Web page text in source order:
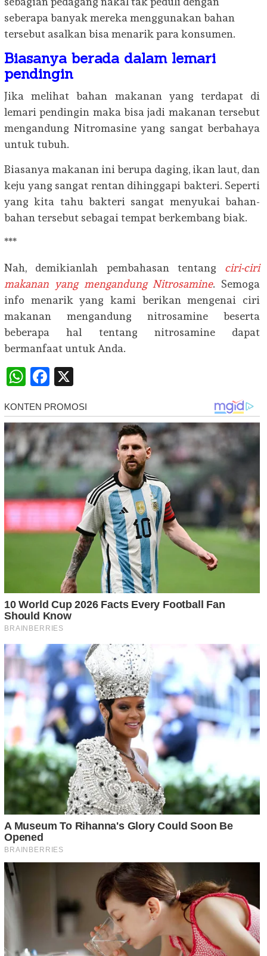
seberapa banyak mereka menggunakan bahan
tersebut asalkan bisa menarik para konsumen.
Biasanya berada dalam lemari
pendingin
Jika melihat bahan makanan yang terdapat di
lemari pendingin maka bisa jadi makanan tersebut
mengandung Nitromasine yang sangat berbahaya
untuk tubuh.
Biasanya makanan ini berupa daging, ikan laut, dan
keju yang sangat rentan dihinggapi bakteri. Seperti
yang kita tahu bakteri sangat menyukai bahan-
bahan tersebut sebagai tempat berkembang biak.
***
Nah, demikianlah pembahasan tentang ciri-ciri
makanan yang mengandung Nitrosamine. Semoga
info menarik yang kami berikan mengenai ciri
makanan mengandung nitrosamine beserta
beberapa hal tentang nitrosamine dapat
bermanfaat untuk Anda.
WhatsApp
Facebook